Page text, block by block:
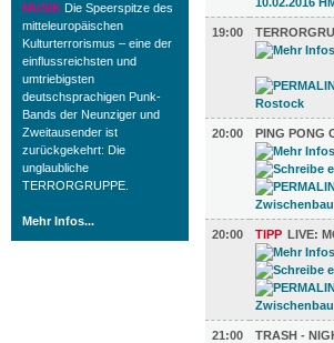
MUSIK Die Speerspitze des
mitteleuropäischen
Kulturterrorismus – eine der
einflussreichsten und
umtriebigsten
deutschsprachigen Punk-
Bands der Neunziger und
Zweitausender ist
zurückgekehrt: Die
unglaubliche
TERRORGRUPPE.
Mehr Infos...
19:00
20:00 PING PONG
20:00 TIPP LIVE:
21:00 TRASH -